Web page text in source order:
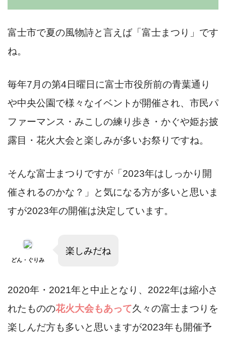
富士市で夏の風物詩と言えば「富士まつり」です
ね。
毎年7月の第4日曜日に富士市役所前の青葉通り
や中央公園で様々なイベントが開催され、市民パ
ファーマンス・みこしの練り歩き・かぐや姫お披
露目・花火大会と楽しみが多いお祭りですね。
そんな富士まつりですが「2023年はしっかり開
催されるのかな？」と気になる方が多いと思いま
すが2023年の開催は決定しています。
どん・ぐりみ
楽しみだね
2020年・2021年と中止となり、2022年は縮小さ
れたものの花火大会もあって久々の富士まつりを
楽しんだ方も多いと思いますが2023年も開催予